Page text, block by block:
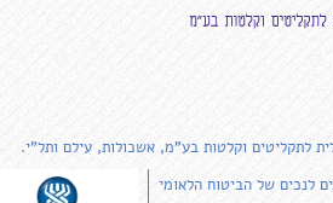
לתקליטים וקלטות בע"מ, אשכולות, עילם ותל"י.
לנכים של הביטוח הלאומי